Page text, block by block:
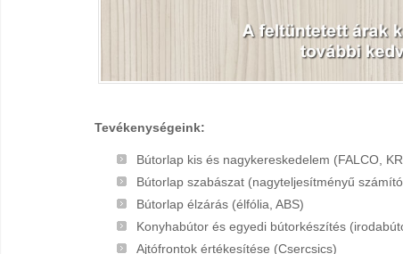
Tevékenységeink:
Bútorlap kis és nagykereskedelem (FALCO,
Bútorlap szabászat (nagyteljesítményű
Bútorlap élzárás (élfólia, ABS)
Konyhabútor és egyedi bútorkészítés
Ajtófrontok értékesítése (Csercsics)